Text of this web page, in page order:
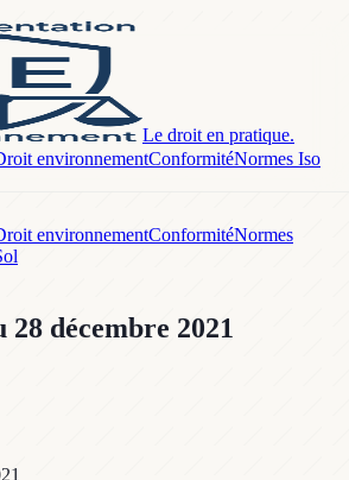
Le droit en pratique.
environnementConformitéNormes Iso
environnementConformitéNormes
28 décembre 2021